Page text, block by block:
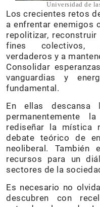
Universidad de
Los crecientes retos
a enfrentar enemigos
repolitizar,
fines colectivos,
verdaderos y a
Consolidar
vanguardias y
fundamental.
En ellas descansa
permanentemente
rediseñar la mística
debate teórico de
neoliberal. También
recursos para un
sectores de la
Es necesario no
descubren con